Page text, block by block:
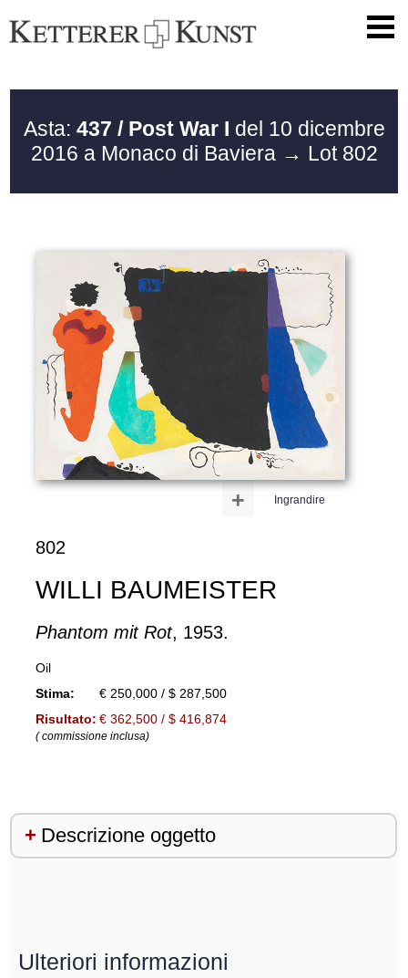
Asta: 437 / Post War I del 10 dicembre
2016 a Monaco di Baviera → Lot 802
Ingrandire
+
802
WILLI BAUMEISTER
Phantom mit Rot, 1953.
Oil
Stima:
€ 250,000 / $ 287,500
Risultato: € 362,500 / $ 416,874
( commissione inclusa)
Descrizione oggetto
Ulteriori informazioni